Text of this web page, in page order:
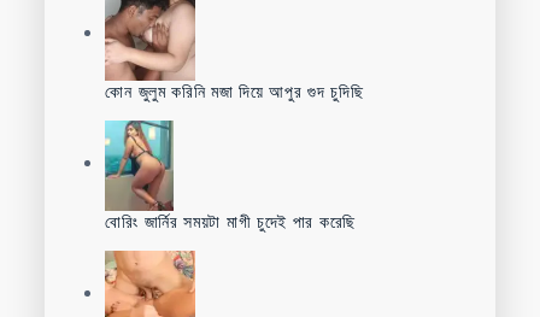
কোন জুলুম করিনি মজা দিয়ে আপুর গুদ চুদিছি
বোরিং জার্নির সময়টা মাগী চুদেই পার করেছি